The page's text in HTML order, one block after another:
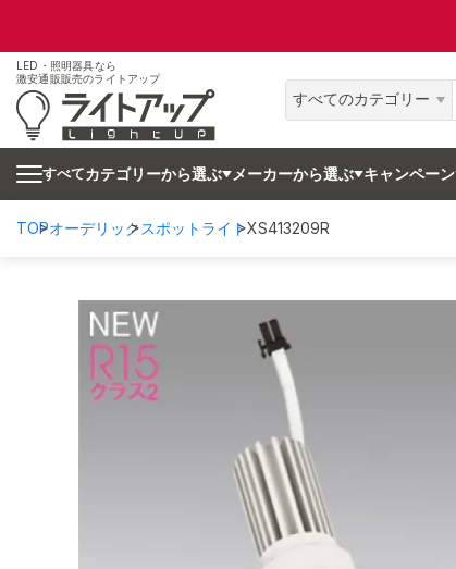
LED・照明器具なら
激安通販販売のライトアップ
すべてのカテゴリー
すべてカテゴリーから選ぶ メーカーから選ぶ キャンペーン
TOPオーデリックスポットライトXS413209R